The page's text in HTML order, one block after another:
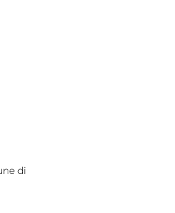
di